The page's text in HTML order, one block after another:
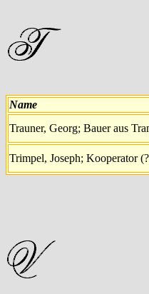
Name
Trauner, Georg; Bauer aus
Trimpel, Joseph; Kooperator